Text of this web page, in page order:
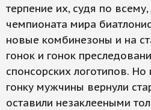
терпение их, судя по
чемпионата мира
новые комбинезоны и на
гонок и гонок
спонсорских логотипов.
гонку мужчины вернули
оставили незаклееными